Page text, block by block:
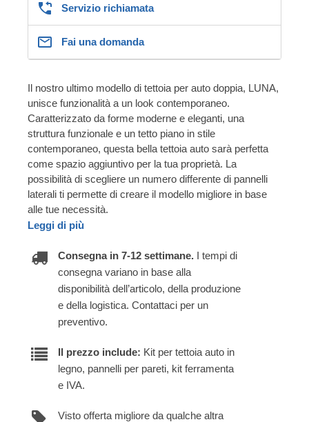
Servizio richiamata
Fai una domanda
Il nostro ultimo modello di tettoia per auto doppia, LUNA,
unisce funzionalità a un look contemporaneo.
Caratterizzato da forme moderne e eleganti, una
struttura funzionale e un tetto piano in stile
contemporaneo, questa bella tettoia auto sarà perfetta
come spazio aggiuntivo per la tua proprietà. La
possibilità di scegliere un numero differente di pannelli
laterali ti permette di creare il modello migliore in base
alle tue necessità.
Leggi di più
Consegna in 7-12 settimane. I tempi di
consegna variano in base alla
disponibilità dell’articolo, della produzione
e della logistica. Contattaci per un
preventivo.
Il prezzo include: Kit per tettoia auto in
legno, pannelli per pareti, kit ferramenta
e IVA.
Visto offerta migliore da qualche altra